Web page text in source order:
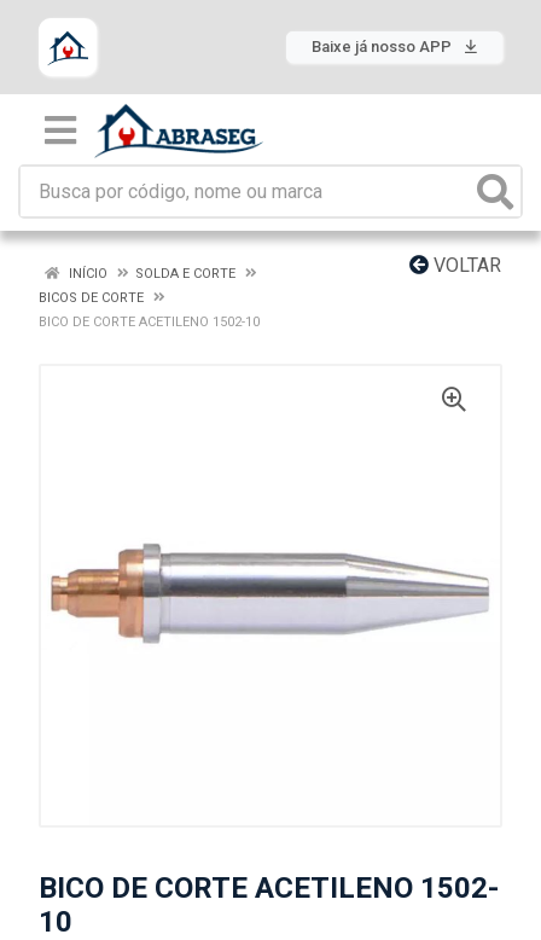
Baixe já nosso APP
VOLTAR
INÍCIO
SOLDA E CORTE
BICOS DE CORTE
BICO DE CORTE ACETILENO 1502-10
BICO DE CORTE ACETILENO 1502-
10